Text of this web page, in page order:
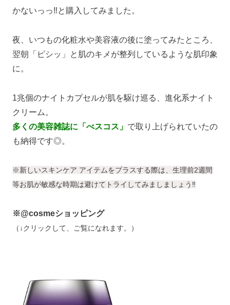
かないっっ‼と購入してみました。
夜、いつもの化粧水や美容液の後に塗ってみたところ、
翌朝「ピシッ」と肌のキメが整列しているような肌印象
に。
1兆個のナイトカプセルが肌を駆け巡る、進化系ナイト
クリーム。
多くの美容雑誌に「べスコス」 で取り上げられていたの
も納得です◎。
※新しいスキンケア アイテムをプラスする際は、生理前2週間
等お肌が敏感な時期は避けてトライしてみましましょう‼
※@cosmeショッピング
（↓クリックして、ご覧になれます。）